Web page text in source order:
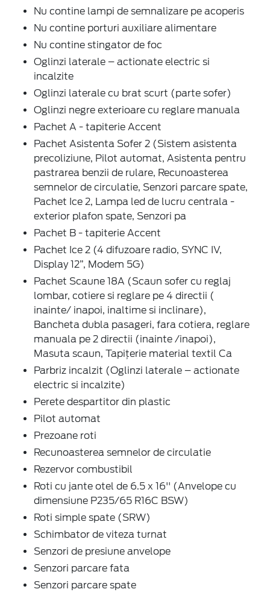
Nu contine lampi de semnalizare pe acoperis
Nu contine porturi auxiliare alimentare
Nu contine stingator de foc
Oglinzi laterale – actionate electric si
incalzite
Oglinzi laterale cu brat scurt (parte sofer)
Oglinzi negre exterioare cu reglare manuala
Pachet A - tapiterie Accent
Pachet Asistenta Sofer 2 (Sistem asistenta
precoliziune, Pilot automat, Asistenta pentru
pastrarea benzii de rulare, Recunoasterea
semnelor de circulatie, Senzori parcare spate,
Pachet Ice 2, Lampa led de lucru centrala -
exterior plafon spate, Senzori pa
Pachet B - tapiterie Accent
Pachet Ice 2 (4 difuzoare radio, SYNC IV,
Display 12”, Modem 5G)
Pachet Scaune 18A (Scaun sofer cu reglaj
lombar, cotiere si reglare pe 4 directii (
inainte/ inapoi, inaltime si inclinare),
Bancheta dubla pasageri, fara cotiera, reglare
manuala pe 2 directii (inainte /inapoi),
Masuta scaun, Tapițerie material textil Ca
Parbriz incalzit (Oglinzi laterale – actionate
electric si incalzite)
Perete despartitor din plastic
Pilot automat
Prezoane roti
Recunoasterea semnelor de circulatie
Rezervor combustibil
Roti cu jante otel de 6.5 x 16'' (Anvelope cu
dimensiune P235/65 R16C BSW)
Roti simple spate (SRW)
Schimbator de viteza turnat
Senzori de presiune anvelope
Senzori parcare fata
Senzori parcare spate